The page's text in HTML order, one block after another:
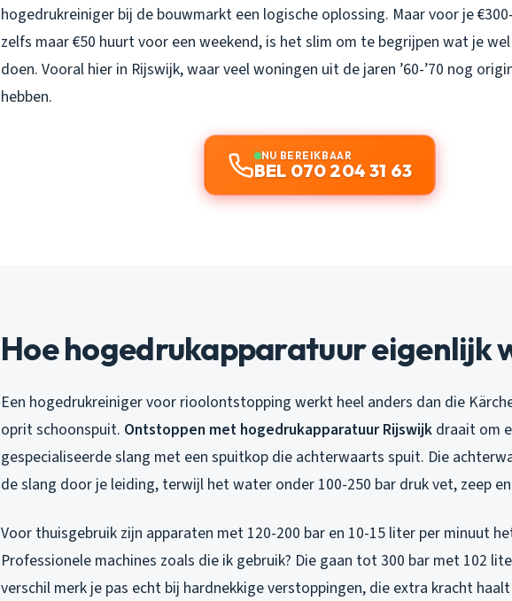
hogedrukreiniger bij de bouwmarkt een logische oplossing. Maar voor je
zelfs maar €50 huurt voor een weekend, is het slim om te begrijpen wat je
doen. Vooral hier in Rijswijk, waar veel woningen uit de jaren ’60-’70 nog
hebben.
NU BEREIKBAAR
BEL 070 204 31 63
Hoe hogedrukapparatuur eigenlijk
Een hogedrukreiniger voor rioolontstopping werkt heel anders dan die
oprit schoonspuit. Ontstoppen met hogedrukapparatuur Rijswijk draait om
gespecialiseerde slang met een spuitkop die achterwaarts spuit. Die
de slang door je leiding, terwijl het water onder 100-250 bar druk vet, zeep
Voor thuisgebruik zijn apparaten met 120-200 bar en 10-15 liter per minuut
Professionele machines zoals die ik gebruik? Die gaan tot 300 bar met 102
verschil merk je pas echt bij hardnekkige verstoppingen, die extra kracht